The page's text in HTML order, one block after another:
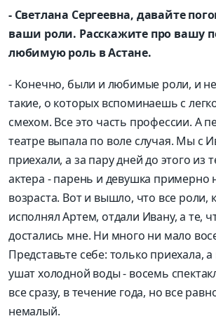
- Светлана Сергеевна, давайте
ваши роли. Расскажите про вашу
любимую роль в Астане.
- Конечно, были и любимые роли, и
такие, о которых вспоминаешь с
смехом. Все это часть профессии. А
театре выпала по воле случая. Мы с
приехали, а за пару дней до этого из
актера - парень и девушка примерно
возраста. Вот и вышло, что все роли,
исполнял Артем, отдали Ивану, а те,
достались мне. Ни много ни мало
Представьте себе: только приехала,
ушат холодной воды - восемь
все сразу, в течение года, но все
немалый.